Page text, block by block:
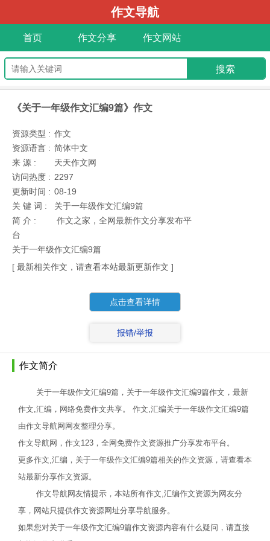
作文导航
首页 作文分享 作文网站
《关于一年级作文汇编9篇》作文
资源类型 : 作文
资源语言 : 简体中文
来 源 :
天天作文网
访问热度 : 2297
更新时间 : 08-19
关 键 词 :
关于一年级作文汇编9篇
简 介 :
作文之家，全网最新作文分享发布平
台
关于一年级作文汇编9篇
[ 最新相关作文，请查看本站最新更新作文 ]
点击查看详情
报错/举报
作文简介
关于一年级作文汇编9篇，关于一年级作文汇编9篇作文，最新
作文,汇编，网络免费作文共享。 作文,汇编关于一年级作文汇编9篇
由作文导航网网友整理分享。
作文导航网，作文123，全网免费作文资源推广分享发布平台。
更多作文,汇编，关于一年级作文汇编9篇相关的作文资源，请查看本
站最新分享作文资源。
作文导航网友情提示，本站所有作文,汇编作文资源为网友分
享，网站只提供作文资源网址分享导航服务。
如果您对关于一年级作文汇编9篇作文资源内容有什么疑问，请直接